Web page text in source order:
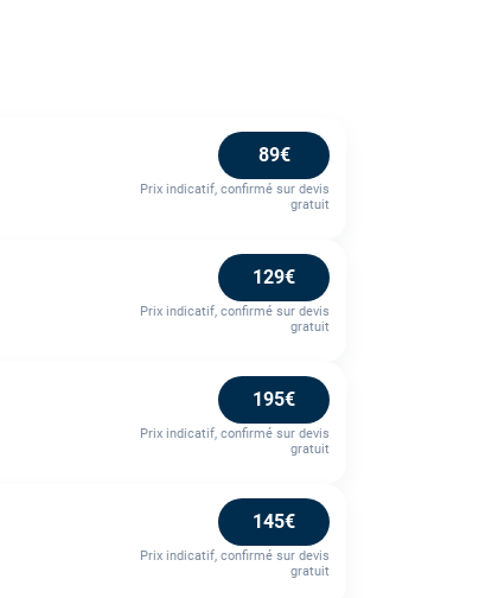
89€
Prix indicatif, confirmé sur devis
gratuit
129€
Prix indicatif, confirmé sur devis
gratuit
195€
Prix indicatif, confirmé sur devis
gratuit
145€
Prix indicatif, confirmé sur devis
gratuit